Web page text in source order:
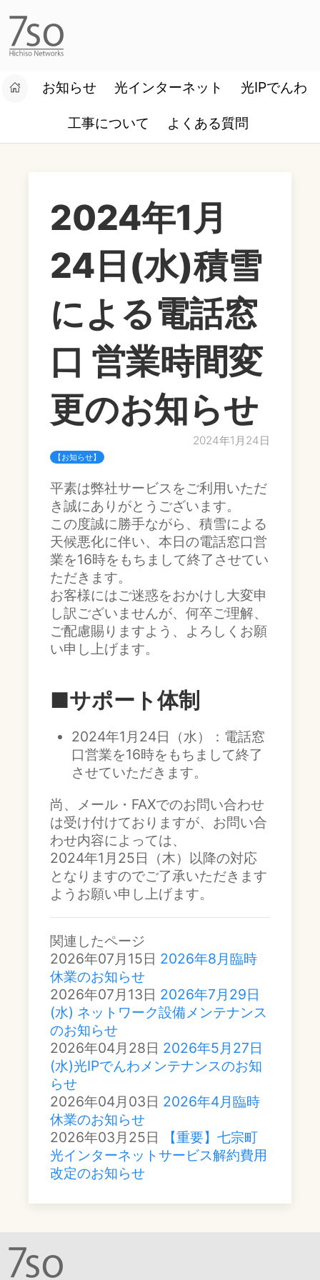
設定マニュアル お客様ログイン
お知らせ 光インターネット 光IPでんわ
工事について よくある質問
2024年1月
24日(水)積雪
による電話窓
口 営業時間変
更のお知らせ
2024年1月24日
【お知らせ】
平素は弊社サービスをご利用いただ
き誠にありがとうございます。
この度誠に勝手ながら、積雪による
天候悪化に伴い、本日の電話窓口営
業を16時をもちまして終了させてい
ただきます。
お客様にはご迷惑をおかけし大変申
し訳ございませんが、何卒ご理解、
ご配慮賜りますよう、よろしくお願
い申し上げます。
■サポート体制
2024年1月24日（水）：電話窓
口営業を16時をもちまして終了
させていただきます。
尚、メール・FAXでのお問い合わせ
は受け付けておりますが、お問い合
わせ内容によっては、
2024年1月25日（木）以降の対応
となりますのでご了承いただきます
ようお願い申し上げます。
関連したページ
2026年07月15日 2026年8月臨時
休業のお知らせ
2026年07月13日 2026年7月29日
(水) ネットワーク設備メンテナンス
のお知らせ
2026年04月28日 2026年5月27日
(水)光IPでんわメンテナンスのお知
らせ
2026年04月03日 2026年4月臨時
休業のお知らせ
2026年03月25日
【重要】七宗町
光インターネットサービス解約費用
改定のお知らせ